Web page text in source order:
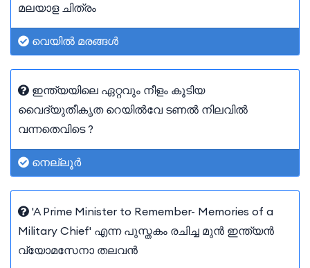
മലയാള ചിത്രം
വെയിൽ മരങ്ങൾ
ഇന്ത്യയിലെ ഏറ്റവും നീളം കൂടിയ
വൈദ്യുതീകൃത റെയിൽവേ ടണൽ നിലവിൽ
വന്നതെവിടെ ?
നെല്ലൂർ
'A Prime Minister to Remember- Memories of a
Military Chief' എന്ന പുസ്തകം രചിച്ച മുൻ ഇന്ത്യൻ
വ്യോമസേനാ തലവൻ